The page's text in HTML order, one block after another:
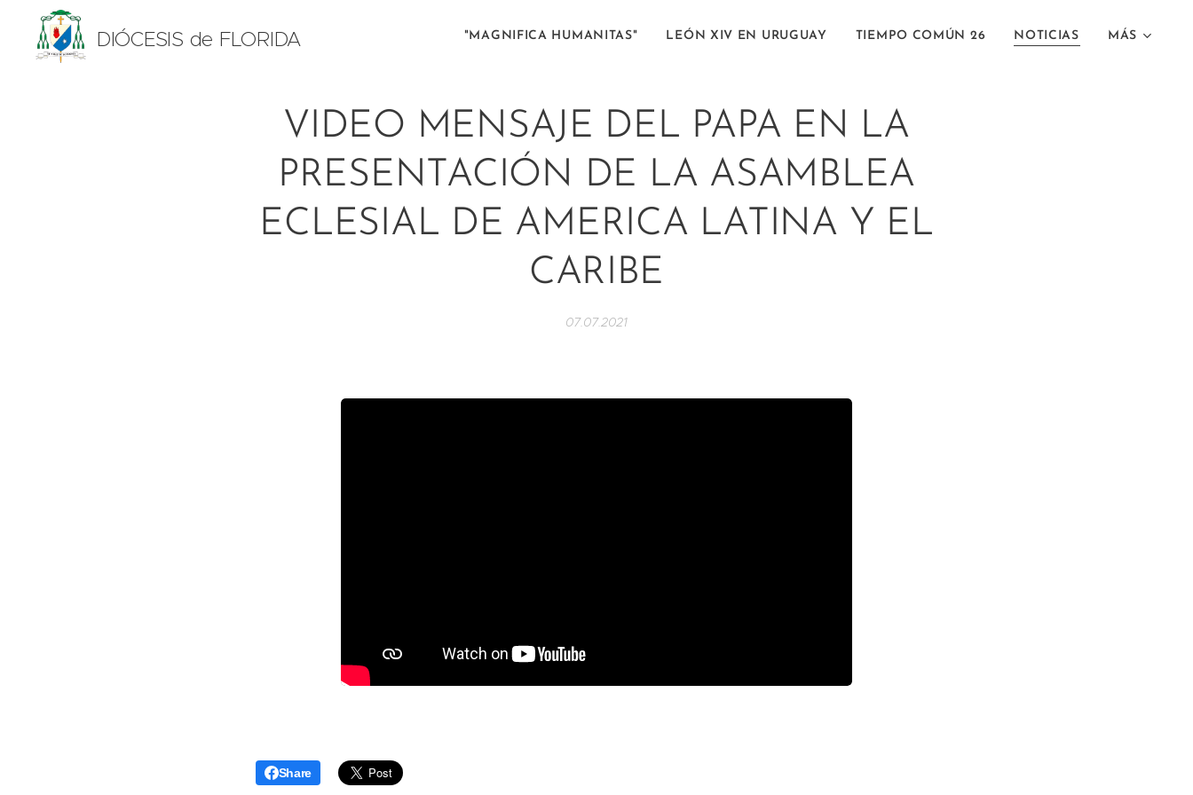
DIÓCESIS de FLORIDA "MAGNIFICA HUMANITAS" LEÓN XIV EN URUGUAY TIEMPO COMÚN 26 NOTICIAS MÁS
VIDEO MENSAJE DEL PAPA EN LA
PRESENTACIÓN DE LA ASAMBLEA
ECLESIAL DE AMERICA LATINA Y EL
CARIBE
07.07.2021
Share